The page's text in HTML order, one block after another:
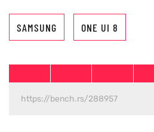
SAMSUNG ONE UI 8